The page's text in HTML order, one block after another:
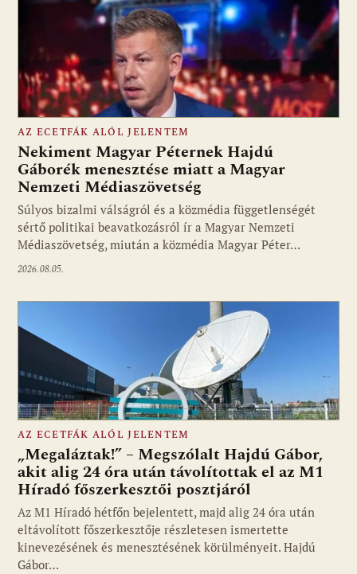
Fotó: media1.hu
AZ ECETFÁK ALÓL JELENTEM
Nekiment Magyar Péternek Hajdú
Gáborék menesztése miatt a Magyar
Nemzeti Médiaszövetség
Súlyos bizalmi válságról és a közmédia függetlenségét
sértő politikai beavatkozásról ír a Magyar Nemzeti
Médiaszövetség, miután a közmédia Magyar Péter…
2026.08.05.
Fotó: media1.hu
AZ ECETFÁK ALÓL JELENTEM
„Megaláztak!” – Megszólalt Hajdú Gábor,
akit alig 24 óra után távolítottak el az M1
Híradó főszerkesztői posztjáról
Az M1 Híradó hétfőn bejelentett, majd alig 24 óra után
eltávolított főszerkesztője részletesen ismertette
kinevezésének és menesztésének körülményeit. Hajdú
Gábor…